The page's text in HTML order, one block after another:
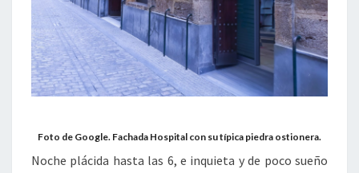
Foto de Google. Fachada Hospital con su típica piedra ostionera.
Noche plácida hasta las 6, e inquieta y de poco sueño